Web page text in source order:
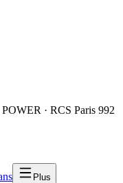
· RCS Paris 992
Plus